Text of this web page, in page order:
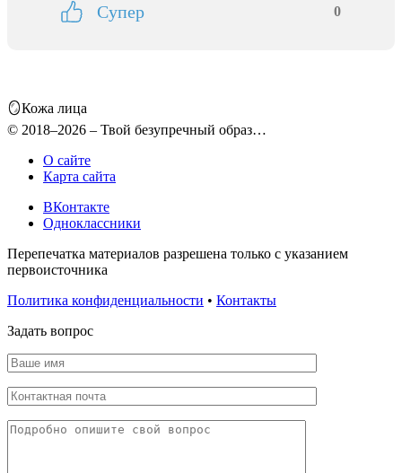
Супер 0
🪞Кожа лица
© 2018–2026 – Твой безупречный образ…
О сайте
Карта сайта
ВКонтакте
Одноклассники
Перепечатка материалов разрешена только с указанием
первоисточника
Политика конфиденциальности • Контакты
Задать вопрос